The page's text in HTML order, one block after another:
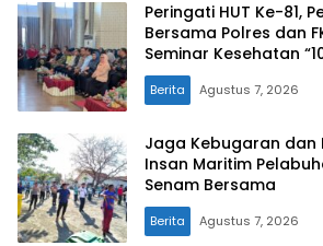
Peringati HUT Ke-81,
Bersama Polres dan
Seminar Kesehatan
Kehidupan”
Berita Agustus 7, 2026
Jaga Kebugaran dan
Insan Maritim
Senam Bersama
Berita Agustus 7, 2026